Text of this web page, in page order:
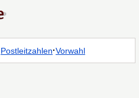
Postleitzahlen·Vorwahl